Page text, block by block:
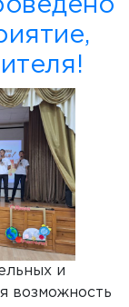
и
возможность